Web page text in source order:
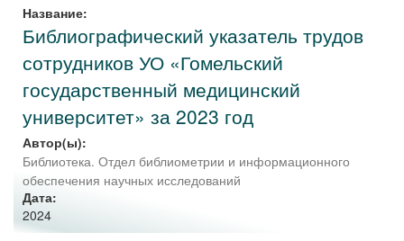
Название:
Библиографический указатель трудов
сотрудников УО «Гомельский
государственный медицинский
университет» за 2023 год
Автор(ы):
Библиотека. Отдел библиометрии и информационного
обеспечения научных исследований
Дата:
2024